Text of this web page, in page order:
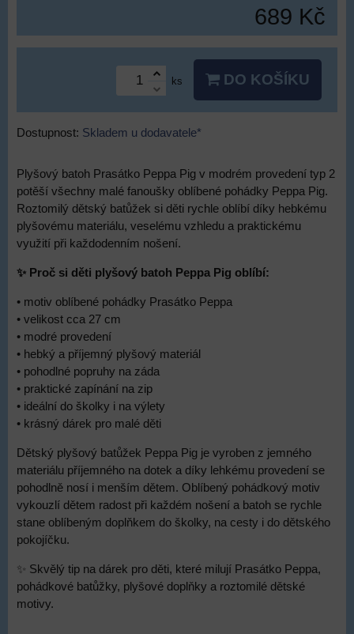
689 Kč
ks DO KOŠÍKU
Dostupnost: Skladem u dodavatele*
Plyšový batoh Prasátko Peppa Pig v modrém provedení typ 2
potěší všechny malé fanoušky oblíbené pohádky Peppa Pig.
Roztomilý dětský batůžek si děti rychle oblíbí díky hebkému
plyšovému materiálu, veselému vzhledu a praktickému
využití při každodenním nošení.
✨ Proč si děti plyšový batoh Peppa Pig oblíbí:
• motiv oblíbené pohádky Prasátko Peppa
• velikost cca 27 cm
• modré provedení
• hebký a příjemný plyšový materiál
• pohodlné popruhy na záda
• praktické zapínání na zip
• ideální do školky i na výlety
• krásný dárek pro malé děti
Dětský plyšový batůžek Peppa Pig je vyroben z jemného
materiálu příjemného na dotek a díky lehkému provedení se
pohodlně nosí i menším dětem. Oblíbený pohádkový motiv
vykouzlí dětem radost při každém nošení a batoh se rychle
stane oblíbeným doplňkem do školky, na cesty i do dětského
pokojíčku.
✨ Skvělý tip na dárek pro děti, které milují Prasátko Peppa,
pohádkové batůžky, plyšové doplňky a roztomilé dětské
motivy.